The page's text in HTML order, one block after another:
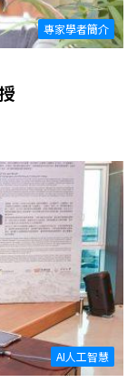
專家學者簡介
AI人工智慧